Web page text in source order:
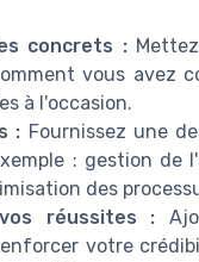
concrets :Mettez
vous avez
à l'occasion.
: Fournissez une
: gestion de
des
réussites :
votre